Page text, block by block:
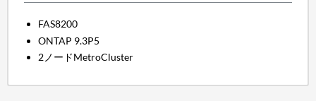
FAS8200
ONTAP 9.3P5
2ノードMetroCluster